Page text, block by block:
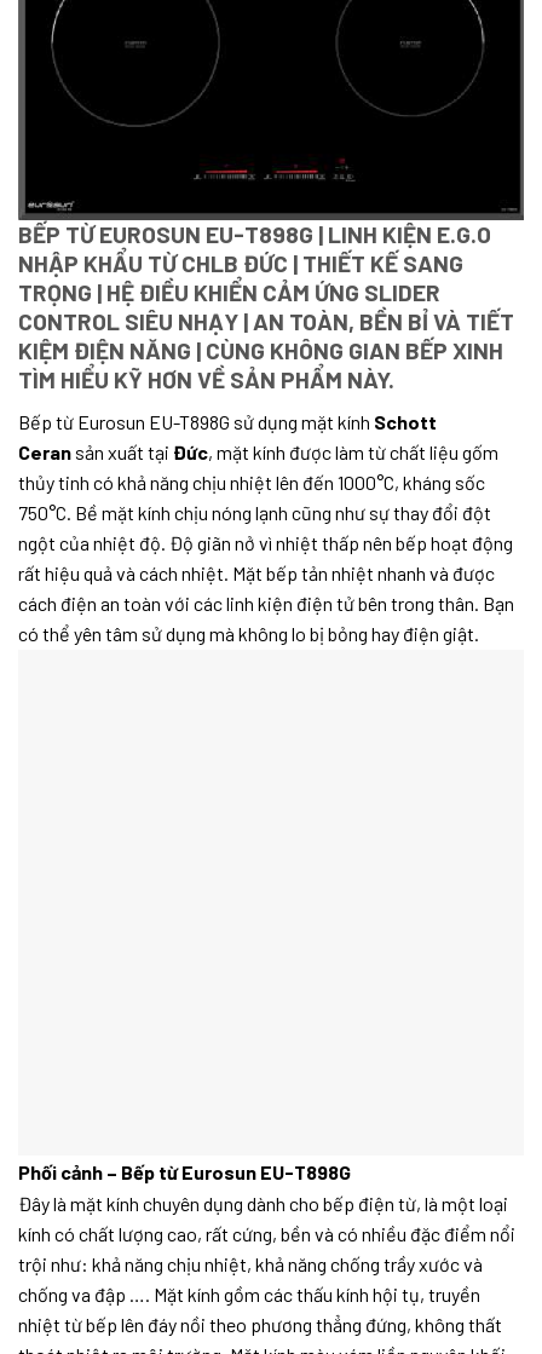
BẾP TỪ EUROSUN EU-T898G | LINH KIỆN E.G.O
NHẬP KHẨU TỪ CHLB ĐỨC | THIẾT KẾ SANG
TRỌNG | HỆ ĐIỀU KHIỂN CẢM ỨNG SLIDER
CONTROL SIÊU NHẠY | AN TOÀN, BỀN BỈ VÀ TIẾT
KIỆM ĐIỆN NĂNG | CÙNG KHÔNG GIAN BẾP XINH
TÌM HIỂU KỸ HƠN VỀ SẢN PHẨM NÀY.
Bếp từ Eurosun EU-T898G sử dụng mặt kính Schott
Ceran sản xuất tại Đức, mặt kính được làm từ chất liệu gốm
thủy tinh có khả năng chịu nhiệt lên đến 1000°C, kháng sốc
750°C. Bề mặt kính chịu nóng lạnh cũng như sự thay đổi đột
ngột của nhiệt độ. Độ giãn nở vì nhiệt thấp nên bếp hoạt động
rất hiệu quả và cách nhiệt. Mặt bếp tản nhiệt nhanh và được
cách điện an toàn với các linh kiện điện tử bên trong thân. Bạn
có thể yên tâm sử dụng mà không lo bị bỏng hay điện giật.
Phối cảnh – Bếp từ Eurosun EU-T898G
Đây là mặt kính chuyên dụng dành cho bếp điện từ, là một loại
kính có chất lượng cao, rất cứng, bền và có nhiều đặc điểm nổi
trội như: khả năng chịu nhiệt, khả năng chống trầy xước và
chống va đập …. Mặt kính gồm các thấu kính hội tụ, truyền
nhiệt từ bếp lên đáy nồi theo phương thẳng đứng, không thất